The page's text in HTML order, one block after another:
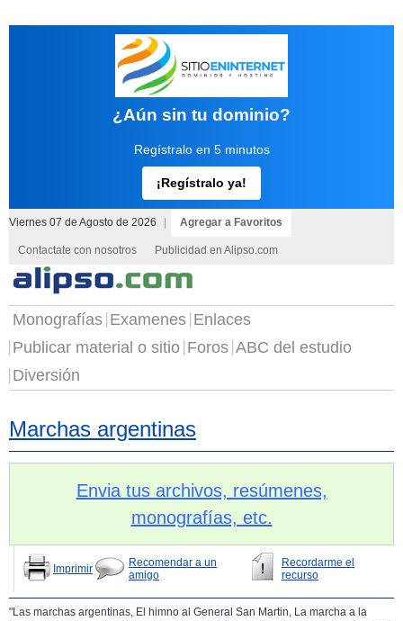
¿Aún sin tu dominio?
Regístralo en 5 minutos
¡Regístralo ya!
Viernes 07 de Agosto de 2026 Agregar a Favoritos
Contactate con nosotros Publicidad en Alipso.com
Monografías Examenes Enlaces
Publicar material o sitio Foros ABC del estudio
Diversión
Marchas argentinas
Envia tus archivos, resúmenes,
monografías, etc.
Imprimir
Recomendar a un
amigo
Recordarme el
recurso
"Las marchas argentinas, El himno al General San Martin, La marcha a la